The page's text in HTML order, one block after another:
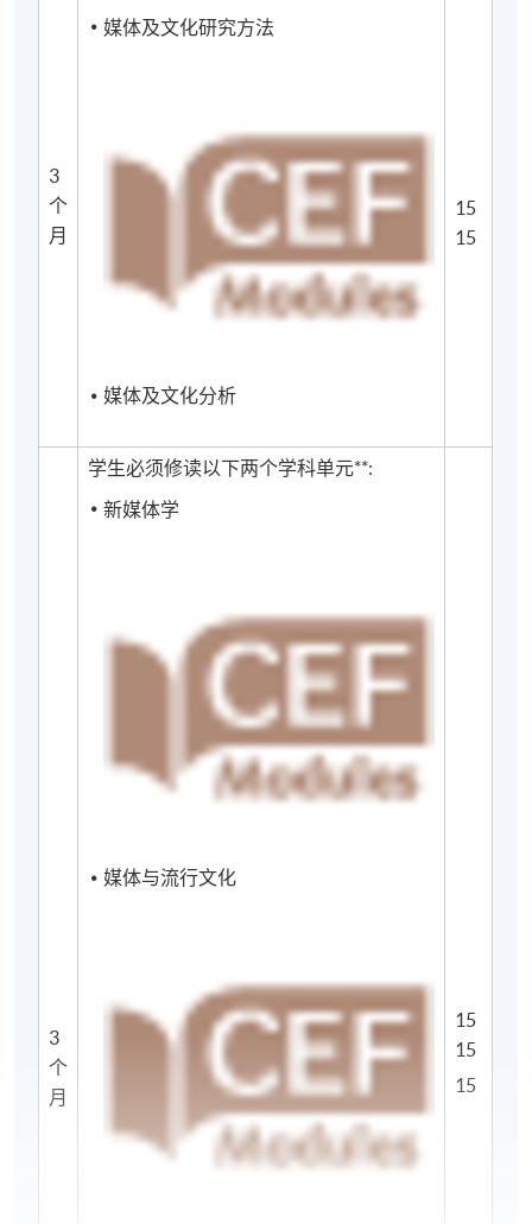
文凭由香港大学透过香港大学专业进修学院颁发。
可获发Postgraduate Certificate in Media and Cultural
Critique （媒体与文化批判深造证书）。
财务资助
学生可向香港政府学生资助处（SFO）申请扩展免入息
非本地居民申请人的补充说明
行政区政府入境事务处发出的学生签证，但以受养人
申请人无需事先获得批准即可进行兼读制学习。个人
申请人有责任做出适当的签证安排，而入读香港大学
专业进修学院的学术课程/课程并不能保证获得学生签
证。详情请参阅入境处网页。
统一中心/金钟中心/港岛东校园*
*课程和考试可能会於其他教学中心举行，视乎课室的
预留情况。
2445-DP012A
3
个
月
媒体及文化研究方法
媒体及文化分析
15
15
3
个
月
学生必须修读以下两个学科单元**:
新媒体学
媒体与流行文化
15
15
15